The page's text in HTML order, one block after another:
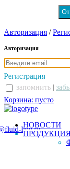
Авторизация /
Авторизация
Регистрация
запомнить |
Корзина: пусто
line.ru
НОВОСТИ